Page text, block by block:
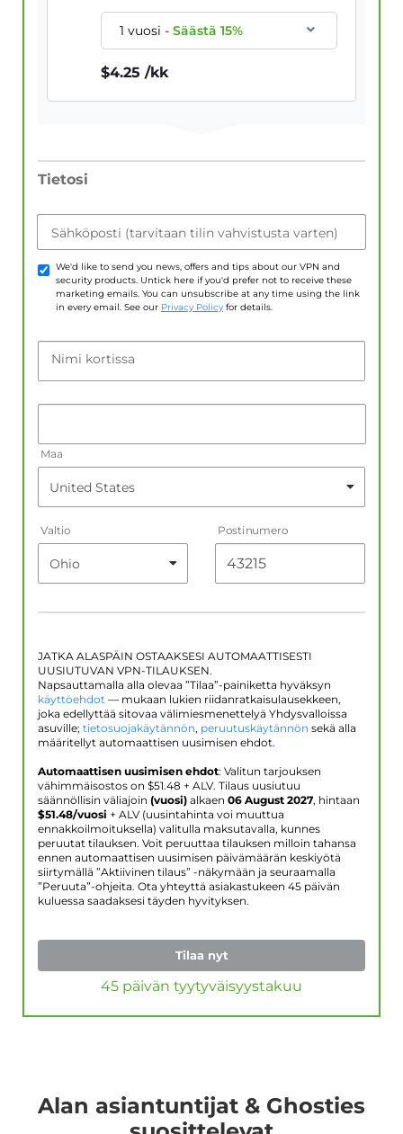
1 vuosi-Säästä15%
$4.25 /kk
Tietosi
Sähköposti (tarvitaan tilin vahvistusta varten)
We'd like to send you news, offers and tips about our VPN and
security products. Untick here if you'd prefer not to receive these
marketing emails. You can unsubscribe at any time using the link
in every email. See our Privacy Policy for details.
Nimi kortissa
Maa
Valtio Postinumero
JATKA ALASPÄIN OSTAAKSESI AUTOMAATTISESTI
UUSIUTUVAN VPN-TILAUKSEN.
Napsauttamalla alla olevaa ”Tilaa”-painiketta hyväksyn
käyttöehdot — mukaan lukien riidanratkaisulausekkeen,
joka edellyttää sitovaa välimiesmenettelyä Yhdysvalloissa
asuville; tietosuojakäytännön, peruutuskäytännön sekä alla
määritellyt automaattisen uusimisen ehdot.
Automaattisen uusimisen ehdot: Valitun tarjouksen
vähimmäisostos on $51.48 + ALV. Tilaus uusiutuu
säännöllisin väliajoin (vuosi) alkaen 06 August 2027, hintaan
$51.48/vuosi + ALV (uusintahinta voi muuttua
ennakkoilmoituksella) valitulla maksutavalla, kunnes
peruutat tilauksen. Voit peruuttaa tilauksen milloin tahansa
ennen automaattisen uusimisen päivämäärän keskiyötä
siirtymällä ”Aktiivinen tilaus” -näkymään ja seuraamalla
”Peruuta”-ohjeita. Ota yhteyttä asiakastukeen 45 päivän
kuluessa saadaksesi täyden hyvityksen.
Tilaa nyt
45 päivän tyytyväisyystakuu
Alan asiantuntijat & Ghosties